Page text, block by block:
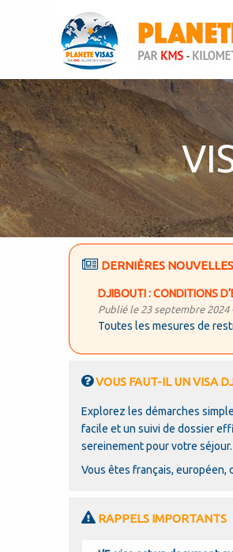
DERNIÈRES NOUVELLES
DJIBOUTI : CONDITIONS
Publié le 23 septembre 2024
Toutes les mesures de
VOUS FAUT-IL UN VISA
Explorez les démarches
facile et un suivi de dossier
sereinement pour votre séjour.
Vous êtes français, européen,
RAPPELS IMPORTANTS